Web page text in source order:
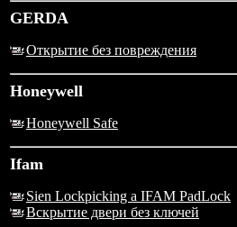
GERDA
Открытие без повреждения
Honeywell
Honeywell Safe
Ifam
Sien Lockpicking a IFAM PadLock
Вскрытие двери без ключей